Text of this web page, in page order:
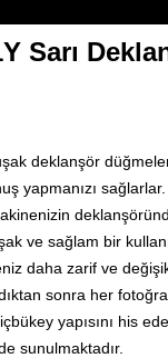
Sarı
deklanşör
yapmanızı
ve sağlam bir
daha zarif ve
sonra her
yapısını his
sunulmaktadır.